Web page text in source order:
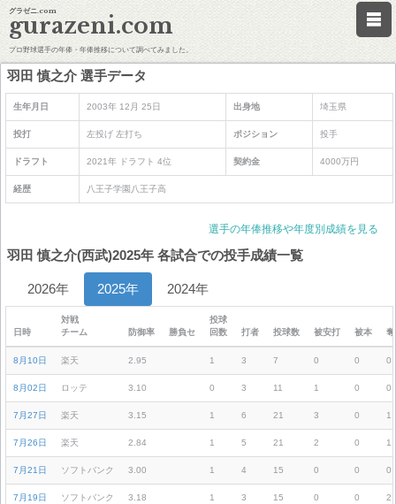
グラゼニ.com
gurazeni.com
プロ野球選手の年俸・年俸推移について調べてみました。
羽田 慎之介 選手データ
生年月日 2003年 12月 25日 出身地 埼玉県
投打 左投げ 左打ち ポジション 投手
ドラフト 2021年 ドラフト 4位 契約金 4000万円
経歴 八王子学園八王子高
選手の年俸推移や年度別成績を見る
羽田 慎之介(西武)2025年 各試合での投手成績一覧
2026年 2025年 2024年
日時
対戦
チーム
防御率 勝負セ
投球
回数
打者 投球数 被安打 被本
8月10日 楽天 2.95 1 3 7 0 0 0
8月02日 ロッテ 3.10 0 3 11 1 0 0
7月27日 楽天 3.15 1 6 21 3 0 1
7月26日 楽天 2.84 1 5 21 2 0 1
7月21日 ソフトバンク 3.00 1 4 15 0 0 0
7月19日 ソフトバンク 3.18 1 3 15 0 0 2